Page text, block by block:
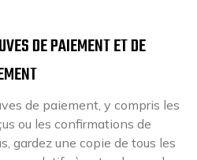
DE PAIEMENT ET DE
de paiement, y compris les
ou les confirmations de
gardez une copie de tous les